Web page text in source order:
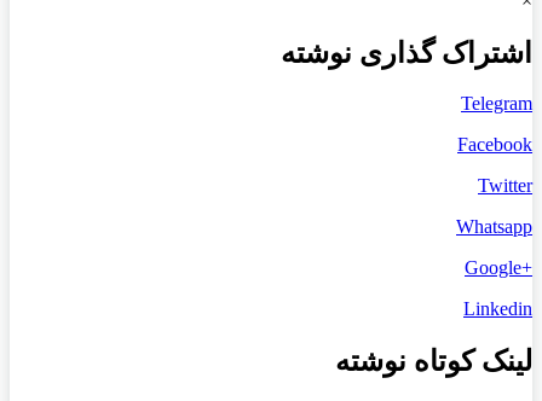
اشتراک گذاری نوشته
Telegram
Facebook
Twitter
Whatsapp
+Google
Linkedin
لینک کوتاه نوشته